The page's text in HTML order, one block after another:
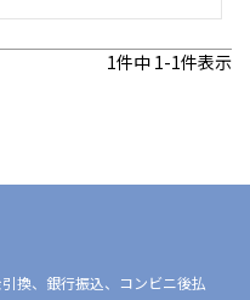
1件中 1-1件表示
換、銀行振込、コンビニ後払